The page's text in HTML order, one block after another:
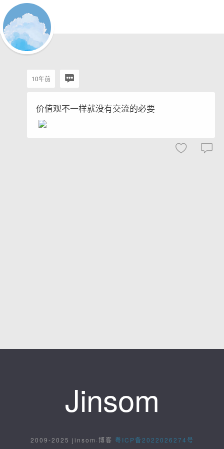
10年前
价值观不一样就没有交流的必要
Jinsom
2009-2025 jinsom·博客 粤ICP备2022026274号